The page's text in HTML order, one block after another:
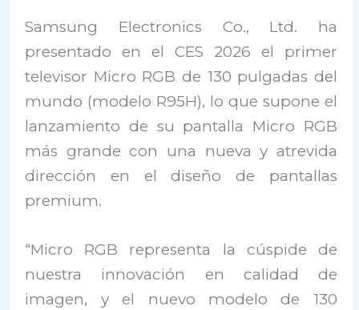
Samsung Electronics Co., Ltd. ha
presentado en el CES 2026 el primer
televisor Micro RGB de 130 pulgadas del
mundo (modelo R95H), lo que supone el
lanzamiento de su pantalla Micro RGB
más grande con una nueva y atrevida
dirección en el diseño de pantallas
premium.
“Micro RGB representa la cúspide de
nuestra innovación en calidad de
imagen, y el nuevo modelo de 130